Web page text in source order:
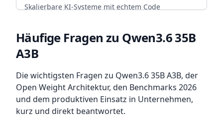
BFSG COMPLIANT
Skalierbare KI-Systeme mit echtem Code
Diesen Service wählenarrow_forward
Häufige Fragen zu Qwen3.6 35B
A3B
Die wichtigsten Fragen zu Qwen3.6 35B A3B, der
Open Weight Architektur, den Benchmarks 2026
und dem produktiven Einsatz in Unternehmen,
kurz und direkt beantwortet.